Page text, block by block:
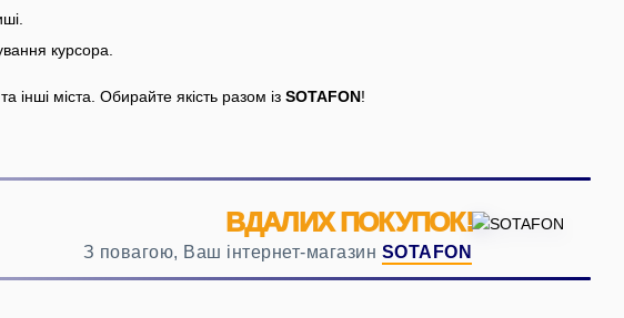
курсора.
інші міста. Обирайте якість разом із SOTAFON!
ВДАЛИХ ПОКУПОК!
З повагою, Ваш інтернет-магазин SOTAFON